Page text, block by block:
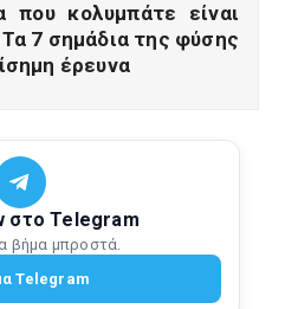
που κολυμπάτε είναι
7 σημάδια της φύσης
έρευνα
στο Telegram
βήμα μπροστά.
Telegram